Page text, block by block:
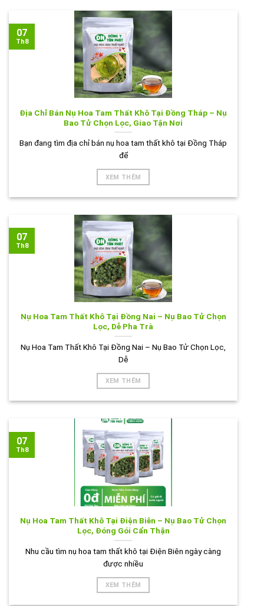
Địa Chỉ Bán Nụ Hoa Tam Thất Khô Tại Đồng Tháp – Nụ
Bao Tử Chọn Lọc, Giao Tận Nơi
Bạn đang tìm địa chỉ bán nụ hoa tam thất khô tại Đồng Tháp
để
XEM THÊM
07
Th8
Nụ Hoa Tam Thất Khô Tại Đồng Nai – Nụ Bao Tử Chọn
Lọc, Dễ Pha Trà
Nụ Hoa Tam Thất Khô Tại Đồng Nai – Nụ Bao Tử Chọn Lọc,
Dễ
XEM THÊM
07
Th8
Nụ Hoa Tam Thất Khô Tại Điện Biên – Nụ Bao Tử Chọn
Lọc, Đóng Gói Cẩn Thận
Nhu cầu tìm nụ hoa tam thất khô tại Điện Biên ngày càng
được nhiều
XEM THÊM
07
Th8